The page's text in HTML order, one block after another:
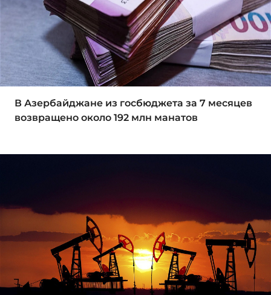
В Азербайджане из госбюджета за 7 месяцев
возвращено около 192 млн манатов